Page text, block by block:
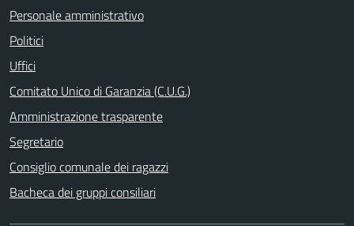
Personale amministrativo
Politici
Uffici
Comitato Unico di Garanzia (C.U.G.)
Amministrazione trasparente
Segretario
Consiglio comunale dei ragazzi
Bacheca dei gruppi consiliari